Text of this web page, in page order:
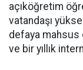
açıköğretim
vatandaşı
defaya
ve bir yıllık